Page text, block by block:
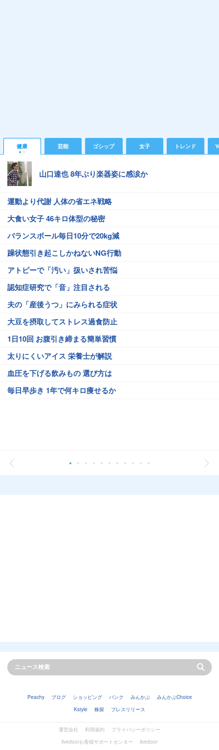
健康 芸能 ゴシップ 女子 トレンド
山口達也 8年ぶり楽器姿に感涙か
運動より代謝 人体の省エネ戦略
大食い女子 46キロ体型の秘密
バランスボール毎日10分で20kg減
躁状態引き起こしかねないNG行動
アトピーで「汚い」扱いされ苦悩
認知症研究で「音」注目される
夫の「産後うつ」にみられる症状
大豆を摂取してストレス過食防止
1日10回 お腹引き締まる簡単習慣
太りにくいアイス 栄養士が解説
血圧を下げる飲みもの 選び方は
毎日早歩き 1年で何キロ痩せるか
Peachy ブログ ショッピング バンク みんかぶ
みんかぶChoice
Kstyle
株探 プレスリリース
運営会社 利用規約
プライバシーポリシー
livedoorお客様サポートセンター
livedoor